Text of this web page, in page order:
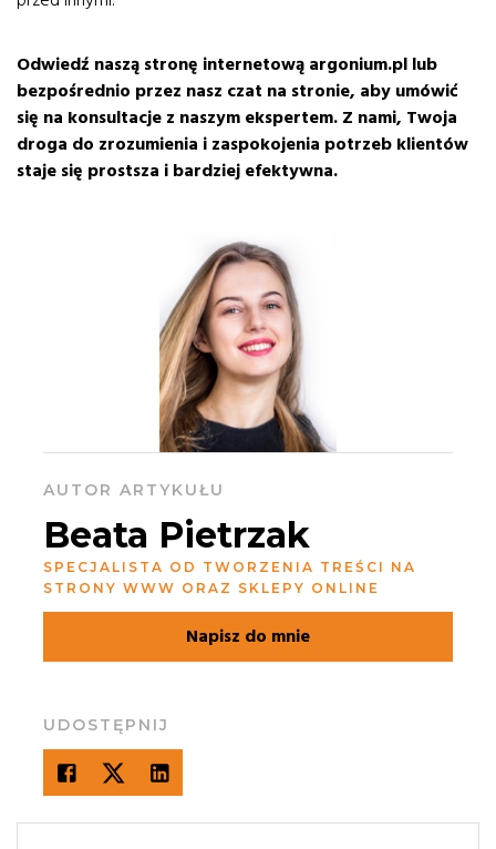
Odwiedź naszą stronę internetową argonium.pl lub
bezpośrednio przez nasz czat na stronie, aby umówić
się na konsultacje z naszym ekspertem. Z nami, Twoja
droga do zrozumienia i zaspokojenia potrzeb klientów
staje się prostsza i bardziej efektywna.
AUTOR ARTYKUŁU
Beata Pietrzak
SPECJALISTA OD TWORZENIA TREŚCI NA
STRONY WWW ORAZ SKLEPY ONLINE
Napisz do mnie
UDOSTĘPNIJ